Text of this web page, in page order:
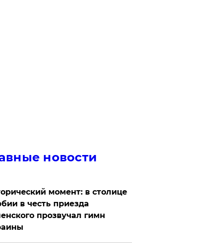
новости
момент: в столице
в честь приезда
прозвучал гимн